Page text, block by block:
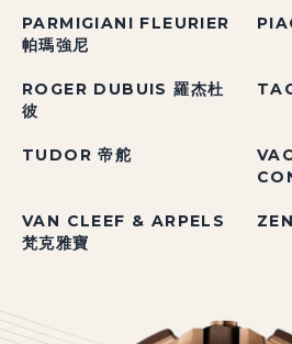
PARMIGIANI FLEURIER
帕瑪強尼
ROGER DUBUIS 羅杰杜
彼
TUDOR 帝舵
VAN CLEEF & ARPELS
梵克雅寶